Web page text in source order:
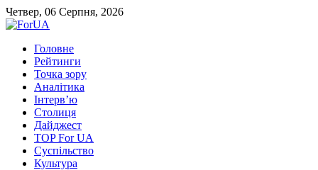
Четвер, 06 Серпня, 2026
Головне
Рейтинги
Точка зору
Аналітика
Інтерв’ю
Столиця
Дайджест
TOP For UA
Суспiльство
Культура